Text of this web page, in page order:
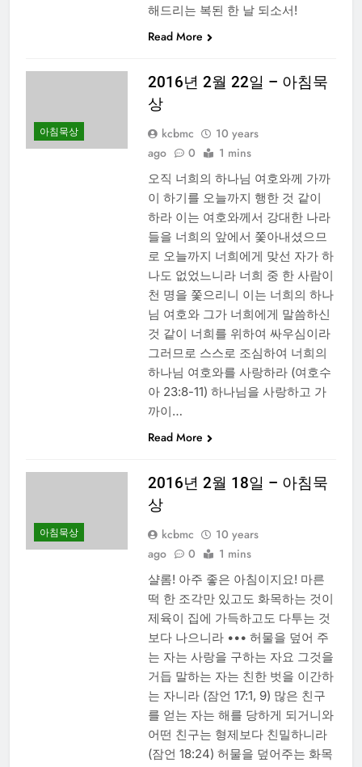
해드리는 복된 한 날 되소서!
Read More
아침묵상
2016년 2월 22일 – 아침묵
상
kcbmc
10 years
ago
0 1 mins
오직 너희의 하나님 여호와께 가까
이 하기를 오늘까지 행한 것 같이
하라 이는 여호와께서 강대한 나라
들을 너희의 앞에서 쫓아내셨으므
로 오늘까지 너희에게 맞선 자가 하
나도 없었느니라 너희 중 한 사람이
천 명을 쫓으리니 이는 너희의 하나
님 여호와 그가 너희에게 말씀하신
것 같이 너희를 위하여 싸우심이라
그러므로 스스로 조심하여 너희의
하나님 여호와를 사랑하라 (여호수
아 23:8-11) 하나님을 사랑하고 가
까이…
Read More
아침묵상
2016년 2월 18일 – 아침묵
상
kcbmc
10 years
ago
0 1 mins
샬롬! 아주 좋은 아침이지요! 마른
떡 한 조각만 있고도 화목하는 것이
제육이 집에 가득하고도 다투는 것
보다 나으니라 ••• 허물을 덮어 주
는 자는 사랑을 구하는 자요 그것을
거듭 말하는 자는 친한 벗을 이간하
는 자니라 (잠언 17:1, 9) 많은 친구
를 얻는 자는 해를 당하게 되거니와
어떤 친구는 형제보다 친밀하니라
(잠언 18:24) 허물을 덮어주는 화목